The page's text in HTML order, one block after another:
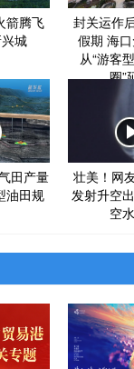
箭腾飞
城
封关运作
假期 海
从“游客
圈”
田产量
油田规
壮美！网
发射升空
空